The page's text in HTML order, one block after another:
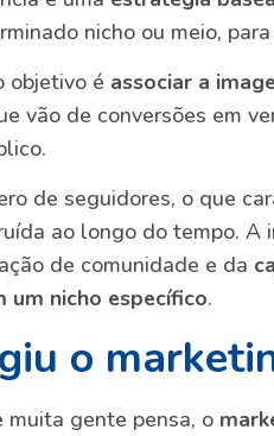
nicho ou meio,
objetivo é associar a
vão de conversões em
de seguidores, o que
ao longo do tempo. A
de comunidade e da
um nicho específico.
o
gente pensa, o